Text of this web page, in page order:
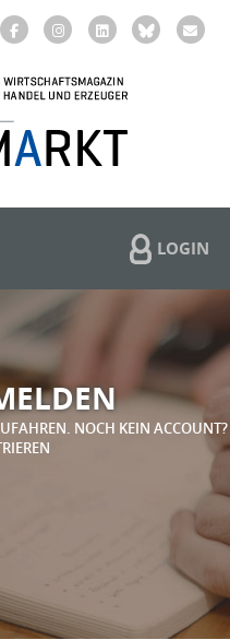
LOGIN
NOCH KEIN ACCOUNT?